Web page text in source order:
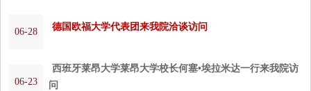
06-28 德国欧福大学代表团来我院洽谈访问
06-23
西班牙莱昂大学莱昂大学校长何塞•埃拉米达一行来我院访
问